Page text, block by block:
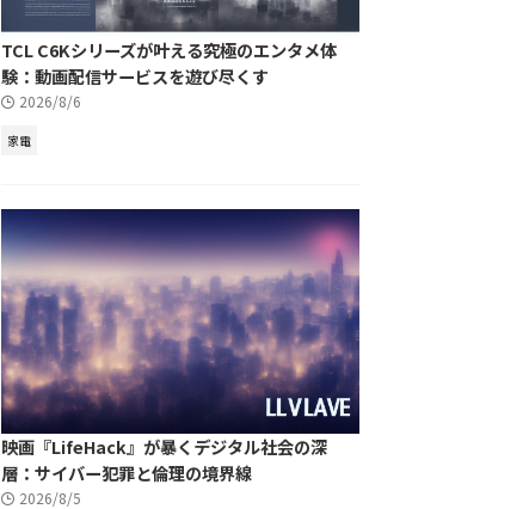
TCL C6Kシリーズが叶える究極のエンタメ体
験：動画配信サービスを遊び尽くす
2026/8/6
家電
映画『LifeHack』が暴くデジタル社会の深
層：サイバー犯罪と倫理の境界線
2026/8/5